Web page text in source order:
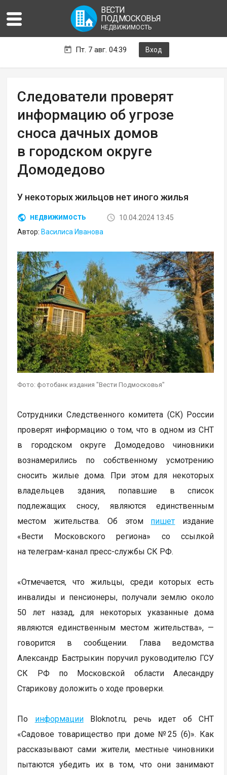
ВЕСТИ
ПОДМОСКОВЬЯ
НЕДВИЖИМОСТЬ
Пт. 7 авг. 04:39 Вход
Следователи проверят
информацию об угрозе
сноса дачных домов
в городском округе
Домодедово
У некоторых жильцов нет иного жилья
НЕДВИЖИМОСТЬ
10.04.2024 13:45
Автор: Василиса Иванова
Фото: фотобанк издания "Вести Подмосковья"
Сотрудники Следственного комитета (СК) России
проверят информацию о том, что в одном из СНТ
в городском округе Домодедово чиновники
вознамерились по собственному усмотрению
сносить жилые дома. При этом для некоторых
владельцев здания, попавшие в список
подлежащих сносу, являются единственным
местом жительства. Об этом пишет издание
«Вести Московского региона» со ссылкой
на телеграм-канал пресс-службы СК РФ.
«Отмечается, что жильцы, среди которых есть
инвалиды и пенсионеры, получали землю около
50 лет назад, для некоторых указанные дома
являются единственным местом жительства», —
говорится в сообщении. Глава ведомства
Александр Бастрыкин поручил руководителю ГСУ
СК РФ по Московской области Алесандру
Старикову доложить о ходе проверки.
По информацииBloknot.ru, речь идет об СНТ
«Садовое товарищество при доме №25 (6)». Как
рассказывают сами жители, местные чиновники
пытаются убедить их в том, что они занимают